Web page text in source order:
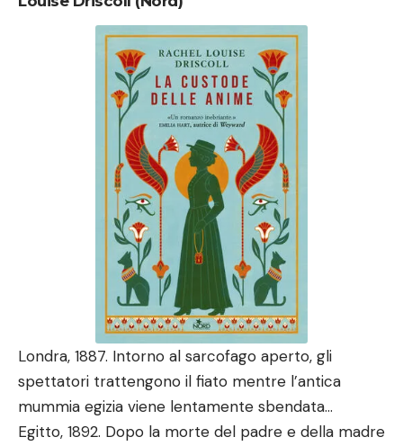
Londra, 1887. Intorno al sarcofago aperto, gli
spettatori trattengono il fiato mentre l’antica
mummia egizia viene lentamente sbendata…
Egitto, 1892. Dopo la morte del padre e della madre